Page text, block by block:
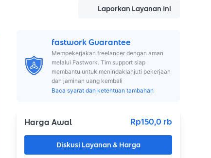
Laporkan Layanan Ini
fastwork Guarantee
Mempekerjakan freelancer dengan aman
melalui Fastwork. Tim support siap
membantu untuk menindaklanjuti pekerjaan
dan jaminan uang kembali
Baca syarat dan ketentuan tambahan
Harga Awal Rp150,0 rb
Diskusi Layanan & Harga